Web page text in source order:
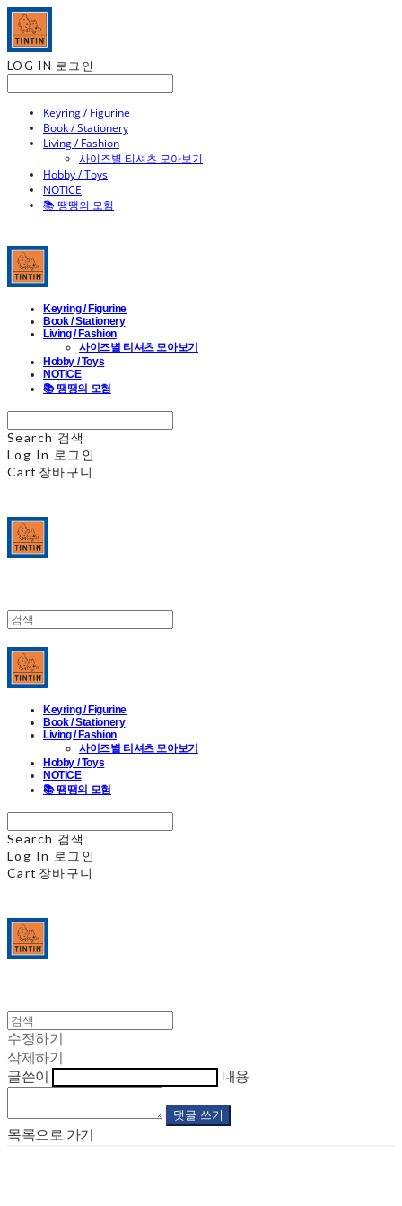
LOG IN 로그인
Keyring / Figurine
Book / Stationery
Living / Fashion
사이즈별 티셔츠 모아보기
Hobby / Toys
NOTICE
📚 땡땡의 모험
Keyring / Figurine
Book / Stationery
Living / Fashion
사이즈별 티셔츠 모아보기
Hobby / Toys
NOTICE
📚 땡땡의 모험
Search 검색
Log In 로그인
Cart 장바구니
Keyring / Figurine
Book / Stationery
Living / Fashion
사이즈별 티셔츠 모아보기
Hobby / Toys
NOTICE
📚 땡땡의 모험
Search 검색
Log In 로그인
Cart 장바구니
수정하기
삭제하기
글쓴이
내용
댓글 쓰기
목록으로 가기